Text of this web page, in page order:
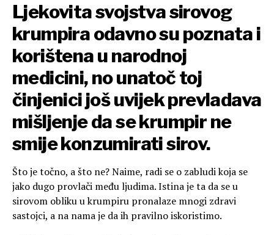
Ljekovita svojstva sirovog
krumpira odavno su poznata i
korištena u narodnoj
medicini, no unatoč toj
činjenici još uvijek prevladava
mišljenje da se krumpir ne
smije konzumirati sirov.
Što je točno, a što ne? Naime, radi se o zabludi koja se
jako dugo provlači među ljudima. Istina je ta da se u
sirovom obliku u krumpiru pronalaze mnogi zdravi
sastojci, a na nama je da ih pravilno iskoristimo.